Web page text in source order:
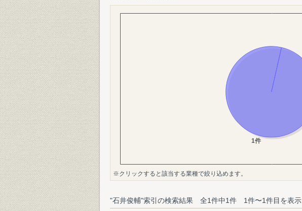
※クリックすると該当する業種で絞り込めます。
"石井俊輔"索引の検索結果 全1件中1件 1件〜1件目を表示